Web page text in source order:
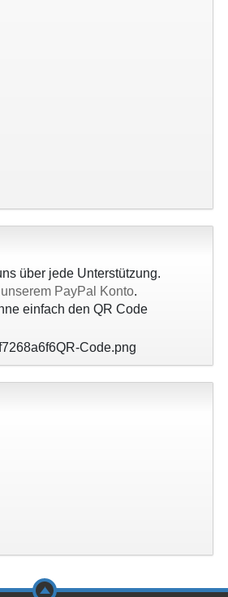
über jede Unterstützung.
PayPal Konto.
einfach den QR Code